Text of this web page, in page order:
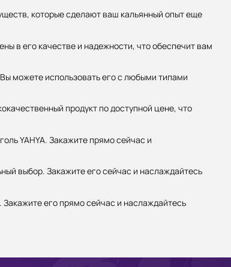
которые сделают ваш кальянный опыт еще
в его качестве и надежности, что обеспечит вам
можете использовать его с любыми типами
продукт по доступной цене, что
YAHYA. Закажите прямо сейчас и
выбор. Закажите его сейчас и наслаждайтесь
Закажите его прямо сейчас и наслаждайтесь